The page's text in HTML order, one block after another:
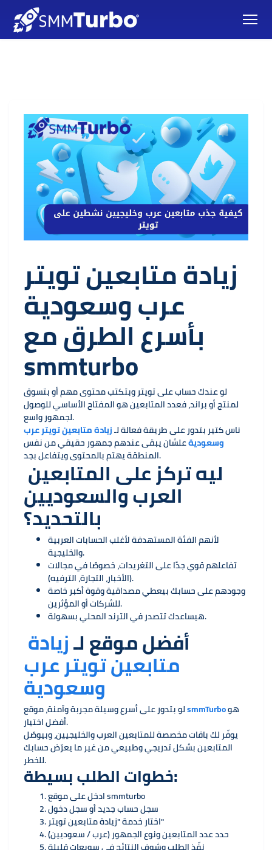
زيادة متابعين تويتر
عرب وسعودية
بأسرع الطرق مع
smmturbo
لو عندك حساب على تويتر وبتكتب محتوى مهم أو بتسوق
لمنتج أو براند، فعدد المتابعين هو المفتاح الأساسي للوصول
لجمهور واسع.
ناس كتير بتدور على طريقة فعالة لـزيادة متابعين تويتر عرب
وسعوديةعلشان يبقى عندهم جمهور حقيقي من نفس
المنطقة يهتم بالمحتوى ويتفاعل بجد.
العرب والسعوديين
بالتحديد؟
لأنهم الفئة المستهدفة لأغلب الحسابات العربية
والخليجية.
تفاعلهم قوي جدًا على التغريدات، خصوصًا في مجالات
(الأخبار، التجارة، الترفيه).
وجودهم على حسابك بيعطي مصداقية وقوة أكبر خاصة
للشركات أو المؤثرين.
هيساعدك تتصدر في الترند المحلي بسهولة.
أفضل موقع لـزيادة
متابعين تويتر عرب
وسعودية
smmTurbo
أفضل اختيار.
يوفّر لك باقات مخصصة للمتابعين العرب والخليجيين، وبيوصّل
المتابعين بشكل تدريجي وطبيعي من غير ما يعرّض حسابك
للخطر.
خطوات الطلب بسيطة:
ادخل على موقع smmturbo
سجل حساب جديد أو سجل دخول
اختار خدمة "زيادة متابعين تويتر"
حدد عدد المتابعين ونوع الجمهور (عرب / سعوديين)